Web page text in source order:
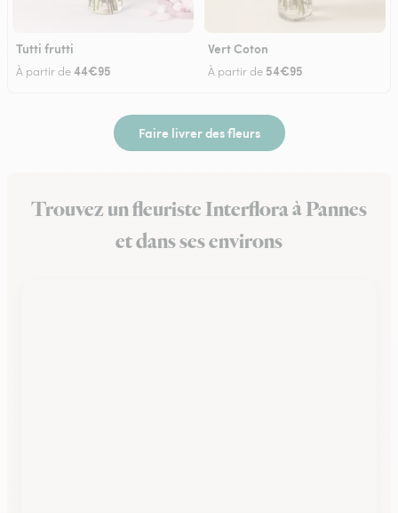
Tutti frutti
À partir de44€95
Vert Coton
À partir de 54€95
Faire livrer des fleurs
Trouvez un fleuriste Interflora à Pannes
et dans ses environs